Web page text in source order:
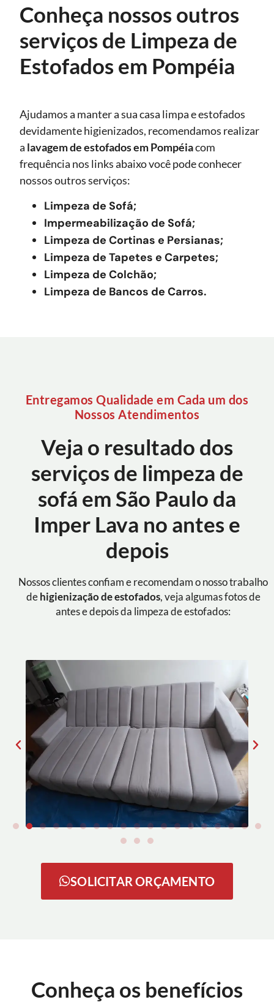
Conheça nossos outros
serviços de Limpeza de
Estofados em Pompéia
Ajudamos a manter a sua casa limpa e estofados
devidamente higienizados, recomendamos realizar
a lavagem de estofadosem Pompéiacom
frequência nos links abaixo você pode conhecer
nossos outros serviços:
Limpeza de Sofá;
Impermeabilização de Sofá;
Limpeza de Cortinas e Persianas;
Limpeza de Tapetes e Carpetes;
Limpeza de Colchão;
Limpeza de Bancos de Carros.
Entregamos Qualidade em Cada um dos
Nossos Atendimentos
Veja o resultado dos
serviços de limpeza de
sofá em São Paulo da
Imper Lava no antes e
depois
Nossos clientes confiam e recomendam o nosso trabalho
de higienização de estofados, veja algumas fotos de
antes e depois da limpeza de estofados:
SOLICITAR ORÇAMENTO
Conheça os benefícios